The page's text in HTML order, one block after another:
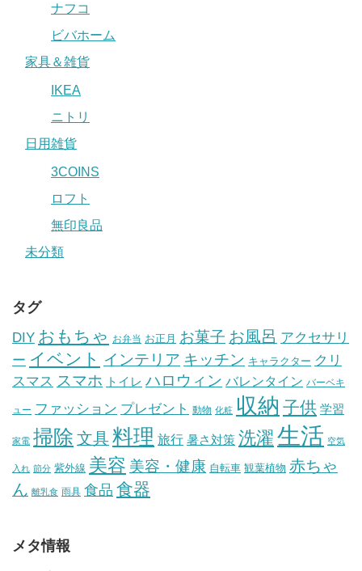
ナフコ
ビバホーム
家具＆雑貨
IKEA
ニトリ
日用雑貨
3COINS
ロフト
無印良品
未分類
タグ
DIY おもちゃ お弁当 お正月 お菓子 お風呂 アクセサリ
ー イベント インテリア キッチン キャラクター クリ
スマス スマホ トイレ ハロウィン バレンタイン バーベキ
ュー ファッション プレゼント 動物 化粧 収納 子供 学習
家電 掃除 文具料理 旅行 暑さ対策 洗濯 生活 空気
入れ 節分 紫外線 美容 美容・健康 自転車 観葉植物 赤ちゃ
ん 離乳食 雨具 食品 食器
メタ情報